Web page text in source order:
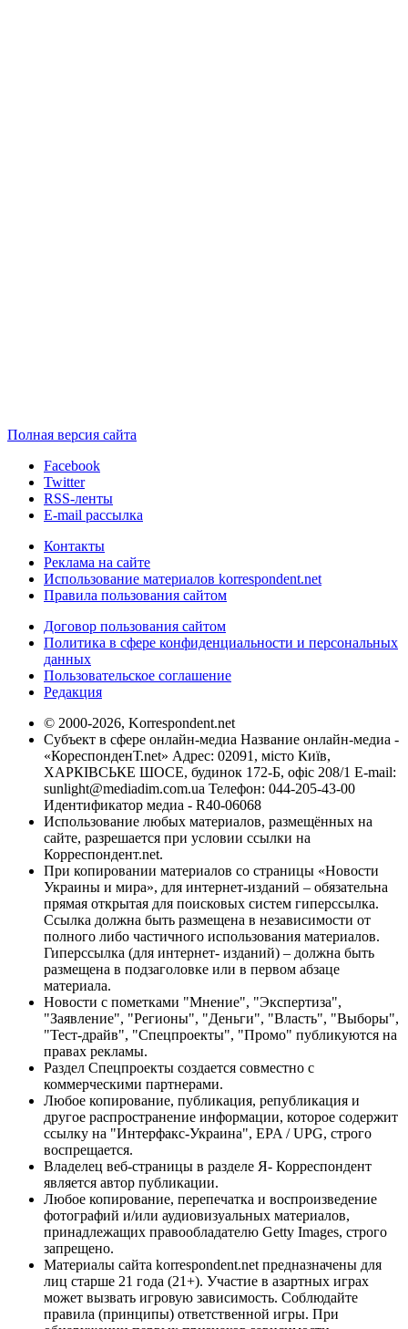
Полная версия сайта
Facebook
Twitter
RSS-ленты
E-mail рассылка
Контакты
Реклама на сайте
Использование материалов korrespondent.net
Правила пользования сайтом
Договор пользования сайтом
Политика в сфере конфиденциальности и персональных
данных
Пользовательское соглашение
Редакция
© 2000-2026, Korrespondent.net
Субъект в сфере онлайн-медиа Название онлайн-медиа -
«КореспонденТ.net» Адрес: 02091, місто Київ,
ХАРКІВСЬКЕ ШОСЕ, будинок 172-Б, офіс 208/1 E-mail:
sunlight@mediadim.com.ua Телефон: 044-205-43-00
Идентификатор медиа - R40-06068
Использование любых материалов, размещённых на
сайте, разрешается при условии ссылки на
Корреспондент.net.
При копировании материалов со страницы «Новости
Украины и мира», для интернет-изданий – обязательна
прямая открытая для поисковых систем гиперссылка.
Ссылка должна быть размещена в независимости от
полного либо частичного использования материалов.
Гиперссылка (для интернет- изданий) – должна быть
размещена в подзаголовке или в первом абзаце
материала.
Новости с пометками "Мнение", "Экспертиза",
"Заявление", "Регионы", "Деньги", "Власть", "Выборы",
"Тест-драйв", "Спецпроекты", "Промо" публикуются на
правах рекламы.
Раздел Спецпроекты создается совместно с
коммерческими партнерами.
Любое копирование, публикация, републикация и
другое распространение информации, которое содержит
ссылку на "Интерфакс-Украина", EPA / UPG, строго
воспрещается.
Владелец веб-страницы в разделе Я- Корреспондент
является автор публикации.
Любое копирование, перепечатка и воспроизведение
фотографий и/или аудиовизуальных материалов,
принадлежащих правообладателю Getty Images, строго
запрещено.
Материалы сайта korrespondent.net предназначены для
лиц старше 21 года (21+). Участие в азартных играх
может вызвать игровую зависимость. Соблюдайте
правила (принципы) ответственной игры. При